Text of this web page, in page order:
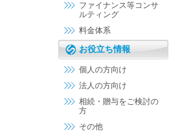
ファイナンス等コンサ
ルティング
料金体系
お役立ち情報
個人の方向け
法人の方向け
相続・贈与をご検討の
方
その他